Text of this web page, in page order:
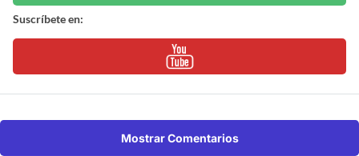
Suscríbete en:
Mostrar Comentarios